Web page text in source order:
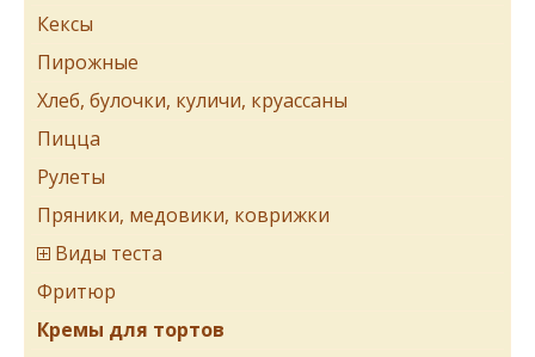
Кексы
Пирожные
Хлеб, булочки, куличи, круассаны
Пицца
Рулеты
Пряники, медовики, коврижки
Виды теста
Фритюр
Кремы для тортов